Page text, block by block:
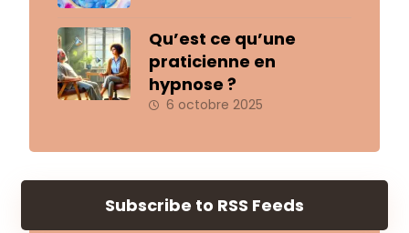
Qu’est ce qu’une
praticienne en
hypnose ?
6 octobre 2025
Subscribe to RSS Feeds